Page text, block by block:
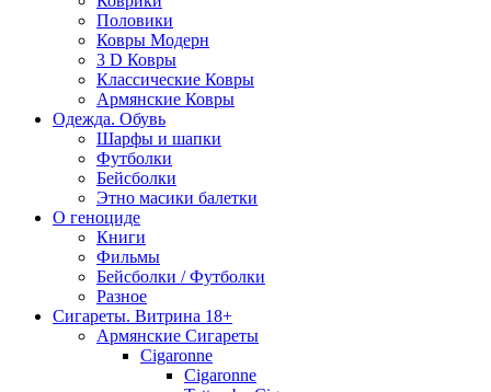
Половики
Ковры Модерн
3 D Ковры
Классические Ковры
Армянские Ковры
Одежда. Обувь
Шарфы и шапки
Футболки
Бейсболки
Этно масики балетки
О геноциде
Книги
Фильмы
Бейсболки / Футболки
Разное
Сигареты. Витрина 18+
Армянские Сигареты
Cigaronne
Cigaronne